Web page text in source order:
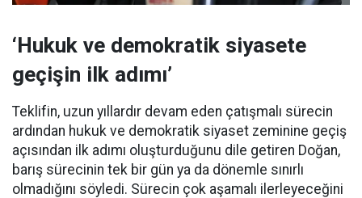
‘Hukuk ve demokratik siyasete
geçişin ilk adımı’
Teklifin, uzun yıllardır devam eden çatışmalı sürecin
ardından hukuk ve demokratik siyaset zeminine geçiş
açısından ilk adımı oluşturduğunu dile getiren Doğan,
barış sürecinin tek bir gün ya da dönemle sınırlı
olmadığını söyledi. Sürecin çok aşamalı ilerleyeceğini